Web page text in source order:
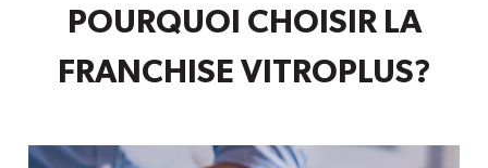
POURQUOI CHOISIR LA
FRANCHISE VITROPLUS?